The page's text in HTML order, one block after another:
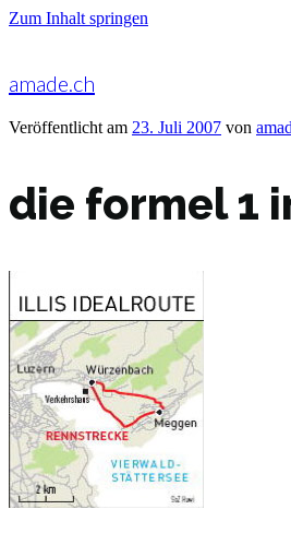
Zum Inhalt springen
amade.ch
Veröffentlicht am 23. Juli 2007 von
die formel 1